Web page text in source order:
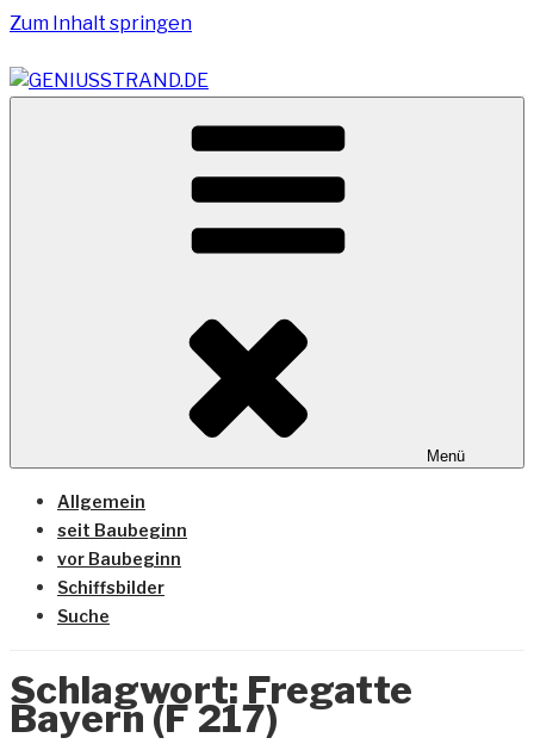
Zum Inhalt springen
GENIUSSTRAND.DE
Vom Geniusstrand zum JadeWeserPort/Container
Terminal Wilhelmshaven
Menü
Allgemein
seit Baubeginn
vor Baubeginn
Schiffsbilder
Suche
Schlagwort: Fregatte
Bayern (F 217)